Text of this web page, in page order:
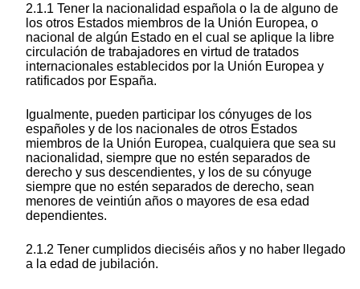
2.1.1 Tener la nacionalidad española o la de alguno de
los otros Estados miembros de la Unión Europea, o
nacional de algún Estado en el cual se aplique la libre
circulación de trabajadores en virtud de tratados
internacionales establecidos por la Unión Europea y
ratificados por España.
Igualmente, pueden participar los cónyuges de los
españoles y de los nacionales de otros Estados
miembros de la Unión Europea, cualquiera que sea su
nacionalidad, siempre que no estén separados de
derecho y sus descendientes, y los de su cónyuge
siempre que no estén separados de derecho, sean
menores de veintiún años o mayores de esa edad
dependientes.
2.1.2 Tener cumplidos dieciséis años y no haber llegado
a la edad de jubilación.